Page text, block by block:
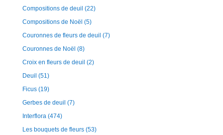
Compositions de deuil (22)
Compositions de Noël (5)
Couronnes de fleurs de deuil (7)
Couronnes de Noël (8)
Croix en fleurs de deuil (2)
Deuil (51)
Ficus (19)
Gerbes de deuil (7)
Interflora (474)
Les bouquets de fleurs (53)